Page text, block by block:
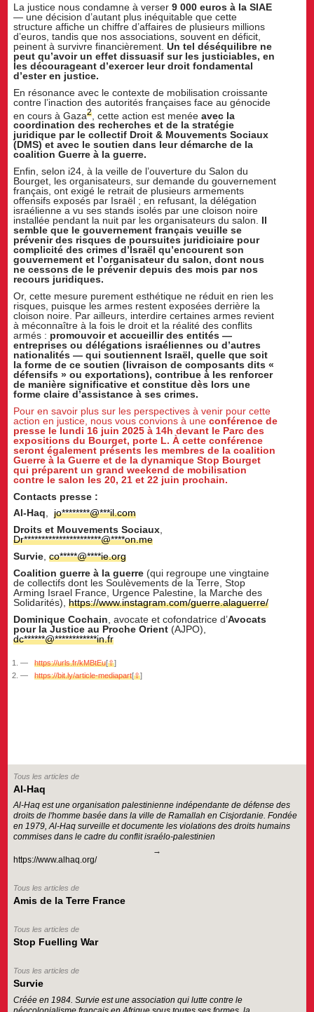
La justice nous condamne à verser9 000 euros à la SIAE
— une décision d’autant plus inéquitable que cette
structure affiche un chiffre d’affaires de plusieurs millions
d’euros, tandis que nos associations, souvent en déficit,
peinent à survivre financièrement.Un tel déséquilibre ne
peut qu’avoir un effet dissuasif sur les justiciables, en
les décourageant d’exercer leur droit fondamental
d’ester en justice.
En résonance avec le contexte de mobilisation croissante
contre l’inaction des autorités françaises face au génocide
en cours à Gaza2 , cette action est menée avec la
coordination des recherches et de la stratégie
juridique par le collectif Droit & Mouvements Sociaux
(DMS) et avec le soutien dans leur démarche de la
coalition Guerre à la guerre.
Enfin, selon i24, à la veille de l’ouverture du Salon du
Bourget, les organisateurs, sur demande du gouvernement
français, ont exigé le retrait de plusieurs armements
offensifs exposés par Israël ; en refusant, la délégation
israélienne a vu ses stands isolés par une cloison noire
installée pendant la nuit par les organisateurs du salon. Il
semble que le gouvernement français veuille se
prévenir des risques de poursuites juridiciaire pour
complicité des crimes d’Israël qu’encourent son
gouvernement et l’organisateur du salon, dont nous
ne cessons de le prévenir depuis des mois par nos
recours juridiques.
Or, cette mesure purement esthétique ne réduit en rien les
risques, puisque les armes restent exposées derrière la
cloison noire. Par ailleurs, interdire certaines armes revient
à méconnaître à la fois le droit et la réalité des conflits
armés : promouvoir et accueillir des entités —
entreprises ou délégations israéliennes ou d’autres
nationalités — qui soutiennent Israël, quelle que soit
la forme de ce soutien (livraison de composants dits «
défensifs » ou exportations), contribue à les renforcer
de manière significative et constitue dès lors une
forme claire d’assistance à ses crimes.
Pour en savoir plus sur les perspectives à venir pour cette
action en justice, nous vous convions à uneconférence de
presse le lundi 16 juin 2025 à 14h devant le Parc des
expositions du Bourget, porte L. À cette conférence
seront également présents les membres de la coalition
Guerre à la Guerre et de la dynamique Stop Bourget
qui préparent un grand weekend de mobilisation
contre le salon les 20, 21 et 22 juin prochain.
Contacts presse :
Al-Haq,jo********@***il.com
Droits et Mouvements Sociaux,
Dr**********************@****on.me
Survie ,co*****@****ie.org
Coalition guerre à la guerre (qui regroupe une vingtaine
de collectifs dont les Soulèvements de la Terre, Stop
Arming Israel France, Urgence Palestine, la Marche des
Solidarités),https://www.instagram.com/guerre.alaguerre/
Dominique Cochain , avocate et cofondatrice d’Avocats
pour la Justice au Proche Orient (AJPO),
dc******@************in.fr
https://urls.fr/kMBtEu[⇧]
https://bit.ly/article-mediapart[⇧]
Tous les articles de
Al-Haq
Al-Haq est une organisation palestinienne indépendante de défense des
droits de l'homme basée dans la ville de Ramallah en Cisjordanie. Fondée
en 1979, Al-Haq surveille et documente les violations des droits humains
commises dans le cadre du conflit israélo-palestinien
https://www.alhaq.org/
Tous les articles de
Amis de la Terre France
Tous les articles de
Stop Fuelling War
Tous les articles de
Survie
Créée en 1984. Survie est une association qui lutte contre le